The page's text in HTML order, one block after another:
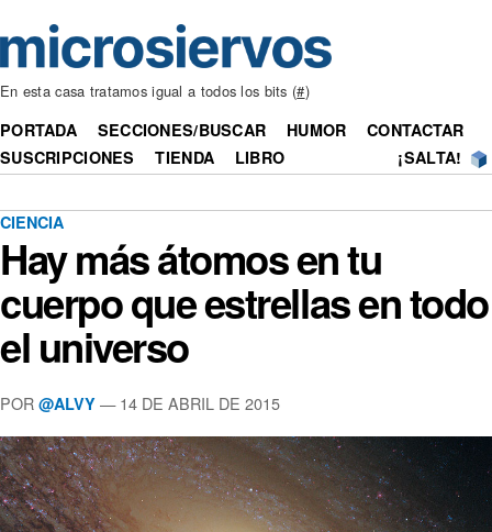
En esta casa tratamos igual a todos los bits (#)
PORTADA SECCIONES/BUSCAR HUMOR
CONTACTAR
SUSCRIPCIONES
TIENDA LIBRO ¡SALTA!
CIENCIA
Hay más átomos en tu
cuerpo que estrellas en todo
el universo
POR @ALVY — 14 DE ABRIL DE 2015